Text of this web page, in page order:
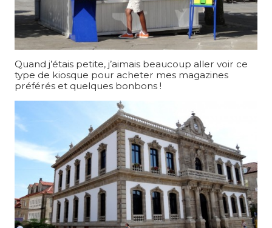
Quand j’étais petite, j’aimais beaucoup aller voir ce
type de kiosque pour acheter mes magazines
préférés et quelques bonbons !